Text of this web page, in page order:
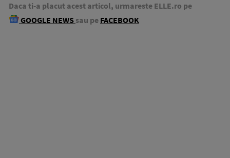
Daca ti-a placut acest articol, urmareste ELLE.ro pe
GOOGLE NEWS sau pe FACEBOOK